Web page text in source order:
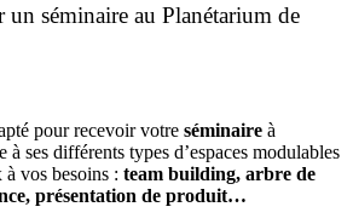
un séminaire au Planétarium de
pour recevoir votre séminaire à
ses différents types d’espaces modulables
à vos besoins : team building, arbre de
présentation de produit…